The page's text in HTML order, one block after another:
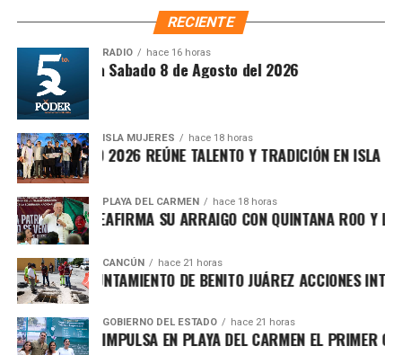
Recibe las noticias al instante
Quinto Podery recibe las noticias más
trámites, reducir cargas administrativas y mejorar la
Asimismo, el cuerpo cabildar avaló por mayoría turnar a
comisiones la expedición delReglamento para la
RECIENTE
RADIO hace 16 horas
Matutina Sabado 8 de Agosto del 2026
ISLA MUJERES hace 18 horas
ISLEÑO 2026 REÚNE TALENTO Y TRADICIÓN EN ISLA
PLAYA DEL CARMEN hace 18 horas
MARÍN REAFIRMA SU ARRAIGO CON QUINTANA ROO Y
CANCÚN hace 21 horas
AYUNTAMIENTO DE BENITO JUÁREZ ACCIONES
GOBIERNO DEL ESTADO hace 21 horas
LEZAMA IMPULSA EN PLAYA DEL CARMEN EL PRIMER